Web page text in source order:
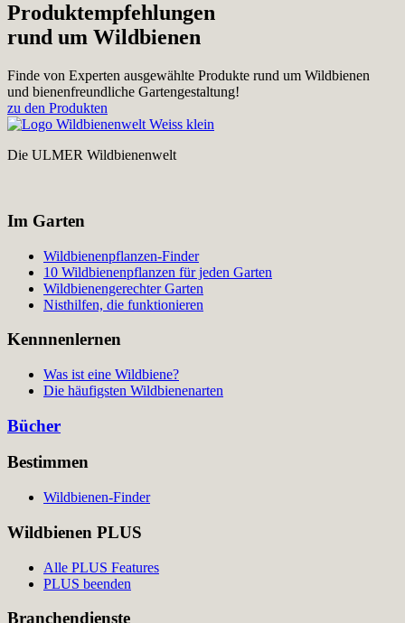
Produktempfehlungen
rund um Wildbienen
Finde von Experten ausgewählte Produkte rund um Wildbienen
und bienenfreundliche Gartengestaltung!
zu den Produkten
Die ULMER Wildbienenwelt
Im Garten
Wildbienenpflanzen-Finder
10 Wildbienenpflanzen für jeden Garten
Wildbienengerechter Garten
Nisthilfen, die funktionieren
Kennnenlernen
Was ist eine Wildbiene?
Die häufigsten Wildbienenarten
Bücher
Bestimmen
Wildbienen-Finder
Wildbienen PLUS
Alle PLUS Features
PLUS beenden
Branchendienste